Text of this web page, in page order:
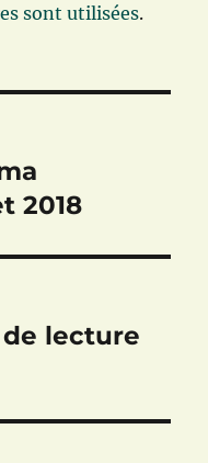
sont utilisées.
2018
lecture